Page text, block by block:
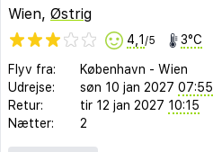
Wien, Østrig
4,1 /5 3°C
Flyv fra: København - Wien
Udrejse:
søn 10 jan 2027 07:55
Retur:
tir 12 jan 2027 10:15
Nætter:
2